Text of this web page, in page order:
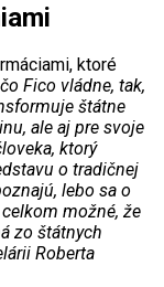
ktoré
Fico vládne, tak,
štátne
ale aj pre svoje
ktorý
o tradičnej
lebo sa o
celkom možné, že
zo štátnych
Roberta